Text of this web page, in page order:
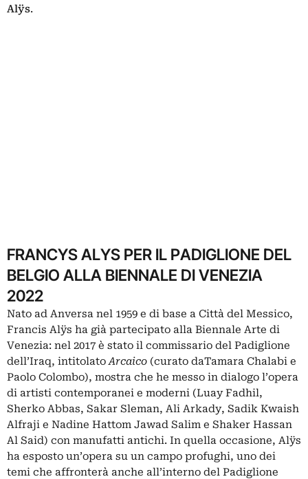
Alÿs.
FRANCYS ALYS PER IL PADIGLIONE DEL
BELGIO ALLA BIENNALE DI VENEZIA
2022
Nato ad Anversa nel 1959 e di base a Città del Messico,
Francis Alÿs ha già partecipato alla Biennale Arte di
Venezia: nel 2017 è stato il commissario del Padiglione
dell’Iraq, intitolatoArcaico (curato daTamara Chalabi e
Paolo Colombo), mostra che he messo in dialogo l’opera
di artisti contemporanei e moderni (Luay Fadhil,
Sherko Abbas, Sakar Sleman, Ali Arkady, Sadik Kwaish
Alfraji e Nadine Hattom Jawad Salim e Shaker Hassan
Al Said) con manufatti antichi. In quella occasione, Alÿs
ha esposto un’opera su un campo profughi, uno dei
temi che affronterà anche all’interno del Padiglione